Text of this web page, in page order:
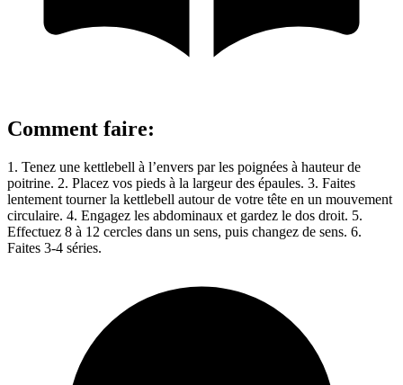
Comment faire:
1. Tenez une kettlebell à l’envers par les poignées à hauteur de
poitrine. 2. Placez vos pieds à la largeur des épaules. 3. Faites
lentement tourner la kettlebell autour de votre tête en un mouvement
circulaire. 4. Engagez les abdominaux et gardez le dos droit. 5.
Effectuez 8 à 12 cercles dans un sens, puis changez de sens. 6.
Faites 3-4 séries.